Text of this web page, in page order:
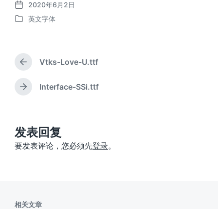
发
布
2020年6月2日
发
英文字体
上
篇
文
章
Vtks-Love-U.ttf
下
：
Interface-SSi.ttf
发表回复
要发表评论，您必须先登录。
相关文章